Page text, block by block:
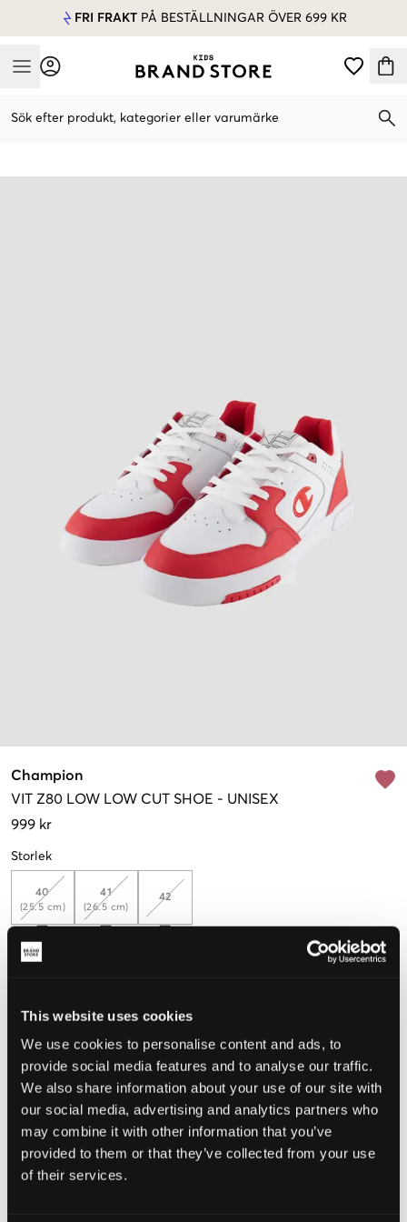
This website uses cookies
We use cookies to personalise content and ads, to
provide social media features and to analyse our traffic.
We also share information about your use of our site with
our social media, advertising and analytics partners who
may combine it with other information that you’ve
provided to them or that they’ve collected from your use
of their services.
FRI FRAKT PÅ BESTÄLLNINGAR ÖVER 699 KR
Mobile Menu
Sök efter produkt, kategorier eller varumärke
Champion
VIT Z80 LOW LOW CUT SHOE - UNISEX
999 kr
Storlek
40
(25.5 cm)
41
(26.5 cm)
42
Mät foten för att välja rätt storlek
STORLEKSGUIDE
VÄLJ STORLEK
Fri frakt på beställningar över 699 kr